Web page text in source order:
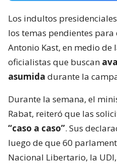
Los indultos
los temas pendientes para
Antonio Kast, en medio de
oficialistas que buscan
asumida durante la
Durante la semana, el
Rabat, reiteró que las
“caso a caso”. Sus
luego de que 60
Nacional Libertario, la